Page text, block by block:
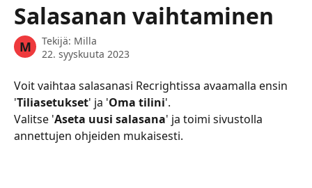
Salasanan vaihtaminen
M Tekijä: Milla
22. syyskuuta 2023
Voit vaihtaa salasanasi Recrightissa avaamalla ensin
'Tiliasetukset' ja 'Oma tilini'.
Valitse 'Aseta uusi salasana' ja toimi sivustolla
annettujen ohjeiden mukaisesti.